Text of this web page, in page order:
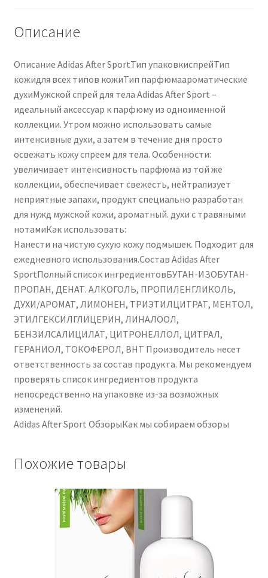
Описание
Описание Adidas After SportТип упаковкиспрейТип
кожидля всех типов кожиТип парфюмаароматические
духиМужской спрей для тела Adidas After Sport –
идеальный аксессуар к парфюму из одноименной
коллекции. Утром можно использовать самые
интенсивные духи, а затем в течение дня просто
освежать кожу спреем для тела. Особенности:
увеличивает интенсивность парфюма из той же
коллекции, обеспечивает свежесть, нейтрализует
неприятные запахи, продукт специально разработан
для нужд мужской кожи, ароматный. духи с травяными
нотамиКак использовать:
Нанести на чистую сухую кожу подмышек. Подходит для
ежедневного использования.Состав Adidas After
SportПолный список ингредиентовБУТАН-ИЗОБУТАН-
ПРОПАН, ДЕНАТ. АЛКОГОЛЬ, ПРОПИЛЕНГЛИКОЛЬ,
ДУХИ/АРОМАТ, ЛИМОНЕН, ТРИЭТИЛЦИТРАТ, МЕНТОЛ,
ЭТИЛГЕКСИЛГЛИЦЕРИН, ЛИНАЛООЛ,
БЕНЗИЛСАЛИЦИЛАТ, ЦИТРОНЕЛЛОЛ, ЦИТРАЛ,
ГЕРАНИОЛ, ТОКОФЕРОЛ, BHT Производитель несет
ответственность за состав продукта. Мы рекомендуем
проверять список ингредиентов продукта
непосредственно на упаковке из-за возможных
изменений.
Adidas After Sport ОбзорыКак мы собираем обзоры
Похожие товары